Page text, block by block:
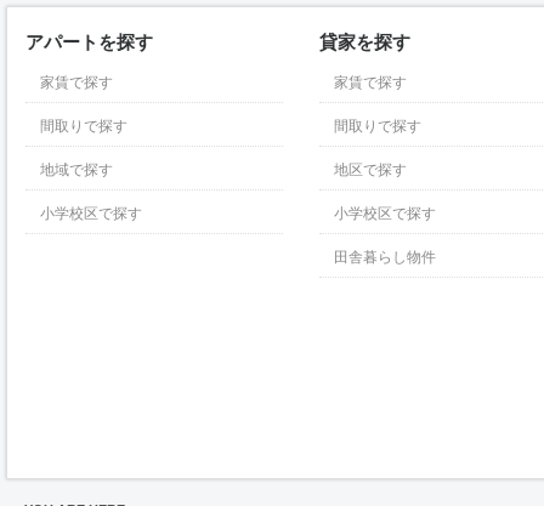
アパートを探す
家賃で探す
間取りで探す
地域で探す
小学校区で探す
貸家を探す
家賃で探す
間取りで探す
地区で探す
小学校区で探す
田舎暮らし物件